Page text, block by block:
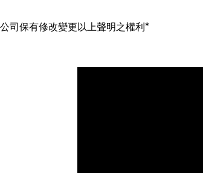
司保有修改變更以上聲明之權利*